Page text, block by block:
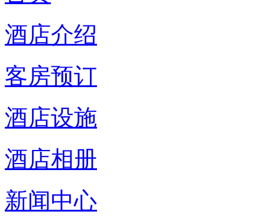
酒店介绍
客房预订
酒店设施
酒店相册
新闻中心